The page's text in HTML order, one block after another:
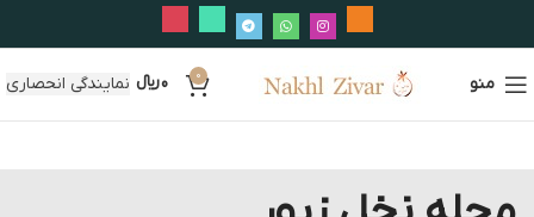
منو 0
0﷼ نمایندگی انحصاری